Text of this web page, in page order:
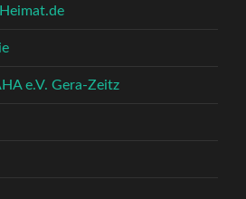
e.V. Gera-Zeitz